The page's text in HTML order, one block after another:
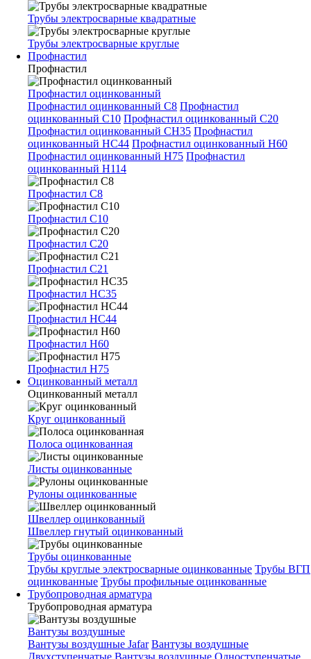
Трубы электросварные квадратные
Трубы электросварные круглые
Профнастил
Профнастил
Профнастил оцинкованный
Профнастил оцинкованный С8 Профнастил
оцинкованный С10 Профнастил оцинкованный С20
Профнастил оцинкованный СН35 Профнастил
оцинкованный НС44 Профнастил оцинкованный Н60
Профнастил оцинкованный Н75 Профнастил
оцинкованный Н114
Профнастил С8
Профнастил С10
Профнастил С20
Профнастил С21
Профнастил НС35
Профнастил НС44
Профнастил Н60
Профнастил Н75
Оцинкованный металл
Оцинкованный металл
Круг оцинкованный
Полоса оцинкованная
Листы оцинкованные
Рулоны оцинкованные
Швеллер оцинкованный
Швеллер гнутый оцинкованный
Трубы оцинкованные
Трубы круглые электросварные оцинкованные Трубы ВГП
оцинкованные Трубы профильные оцинкованные
Трубопроводная арматура
Трубопроводная арматура
Вантузы воздушные
Вантузы воздушные Jafar Вантузы воздушные
Двухступенчатые Вантузы воздушные Одноступенчатые